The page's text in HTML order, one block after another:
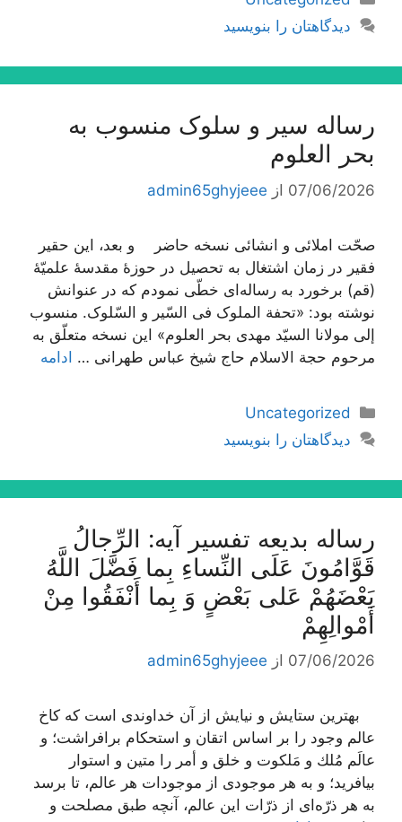
دیدگاهتان را بنویسید
رساله سیر و سلوک منسوب به
بحر العلوم
07/06/2026 از admin65ghyjeee
صحّت املائی و انشائی نسخه حاضر و بعد، این حقیر
فقیر در زمان اشتغال به تحصیل در حوزۀ مقدسۀ علمیّۀ
(قم) برخورد به رساله‌اى خطّى نمودم که در عنوانش
نوشته بود: «تحفة الملوک فی السّیر و السّلوک. منسوب
إلى مولانا السیّد مهدى بحر العلوم» این نسخه متعلّق به
مرحوم حجة الاسلام حاج شیخ عباس طهرانى … ادامه
دسته‌ها
Uncategorized
دیدگاهتان را بنویسید
رساله بدیعه تفسیر آیه: الرِّجالُ
قَوَّامُونَ عَلَى النِّساءِ بِما فَضَّلَ اللَّهُ
بَعْضَهُمْ عَلى‌ بَعْضٍ وَ بِما أَنْفَقُوا مِنْ
أَمْوالِهِمْ‌
07/06/2026 از admin65ghyjeee
بهترین ستایش و نیایش از آن خداوندى است كه كاخ
عالم وجود را بر اساس اتقان و استحكام برافراشت؛ و
عالَم مُلك و مَلكوت و خلق و أمر را متین و استوار
بیافرید؛ و به هر موجودى از موجودات هر عالم، تا برسد
به هر ذرّه‌اى از ذرّات این عالم، آنچه طبق مصلحت و